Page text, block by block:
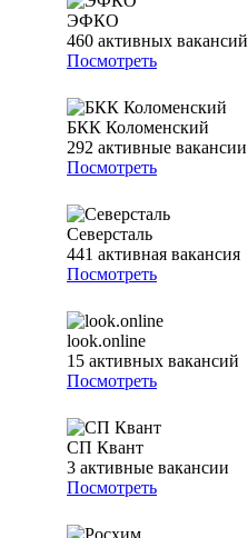
ЭФКО
460 активных вакансий
Посмотреть
БКК Коломенский
292 активные вакансии
Посмотреть
Северсталь
441 активная вакансия
Посмотреть
look.online
15 активных вакансий
Посмотреть
СП Квант
3 активные вакансии
Посмотреть